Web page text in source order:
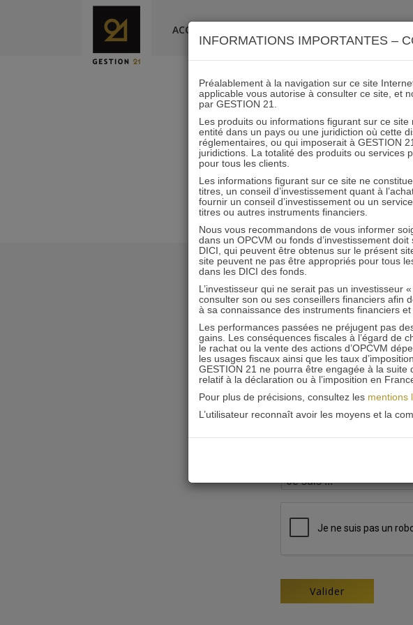
ACCUEIL
INFORMATIONS IMPORTANTES –
Préalablement à la navigation sur ce site
applicable vous autorise à consulter ce site, et
par GESTION 21.
Les produits ou informations figurant sur ce
entité dans un pays ou une juridiction où cette
réglementaires, ou qui imposerait à GESTION
juridictions. La totalité des produits ou services
pour tous les clients.
Les informations figurant sur ce site ne
titres, un conseil d’investissement quant à
fournir un conseil d’investissement ou un
titres ou autres instruments financiers.
Nous vous recommandons de vous informer
dans un OPCVM ou fonds d’investissement
DICI, qui peuvent être obtenus sur le présent
site peuvent ne pas être appropriés pour tous
dans les DICI des fonds.
L’investisseur qui ne serait pas un investisseur
consulter son ou ses conseillers financiers afin
à sa connaissance des instruments financiers
Les performances passées ne préjugent pas
gains. Les conséquences fiscales à l’égard de
le rachat ou la vente des actions d’OPCVM
les usages fiscaux ainsi que les taux
GESTION 21 ne pourra être engagée à la suite
relatif à la déclaration ou à l’imposition en
Pour plus de précisions, consultez les mentions
L’utilisateur reconnaît avoir les moyens et la